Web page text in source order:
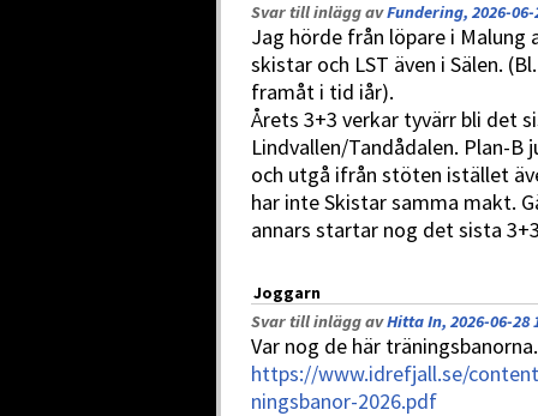
Svar till inlägg avFundering, 2026-06-
Jag hörde från löpare i
skistar och LST även i Sälen.
framåt i tid iår).
Årets 3+3 verkar tyvärr bli det
Lindvallen/Tandådalen. Plan-
och utgå ifrån stöten istället
har inte Skistar samma makt.
annars startar nog det sista
Joggarn
Svar till inlägg avHitta In, 2026-06-28
Var nog de här träningsbanorna.
https://www.idrefjall.se/
ningsbanor-2026.pdf